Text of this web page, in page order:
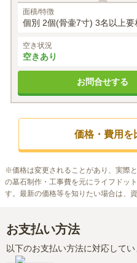
面積/特徴
個別 2個(骨壷7寸) 3名以上要
空き状況
空きあり
お問合せする
価格・費用を
※価格は変更されることがあり、実際
の墓石制作・工事費を元にライフドッ
す。最新の価格等を知りたい場合は、
お支払い方法
以下のお支払い方法に対応してい